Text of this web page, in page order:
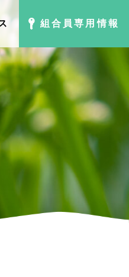
組合員専用情報